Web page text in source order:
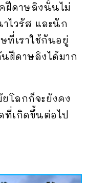
ฝีดาษลิงนั้นไม่
ไวรัส และนัก
ที่เราใช้กันอยู่
ฝีดาษลิงได้มาก
โลกก็จะยังคง
ที่เกิดขึ้นต่อไป